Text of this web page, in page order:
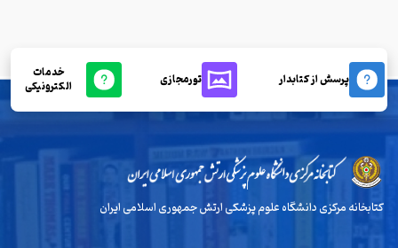
پرسش از کتابدار تورمجازی خدمات
الکترونیکی
کتابخانه مرکزی دانشگاه علوم پزشکی ارتش جمهوری اسلامی ایران